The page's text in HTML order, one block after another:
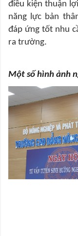
điều kiện thuận
năng lực bản
đáp ứng tốt nhu
ra trường.
Một số hình ảnh